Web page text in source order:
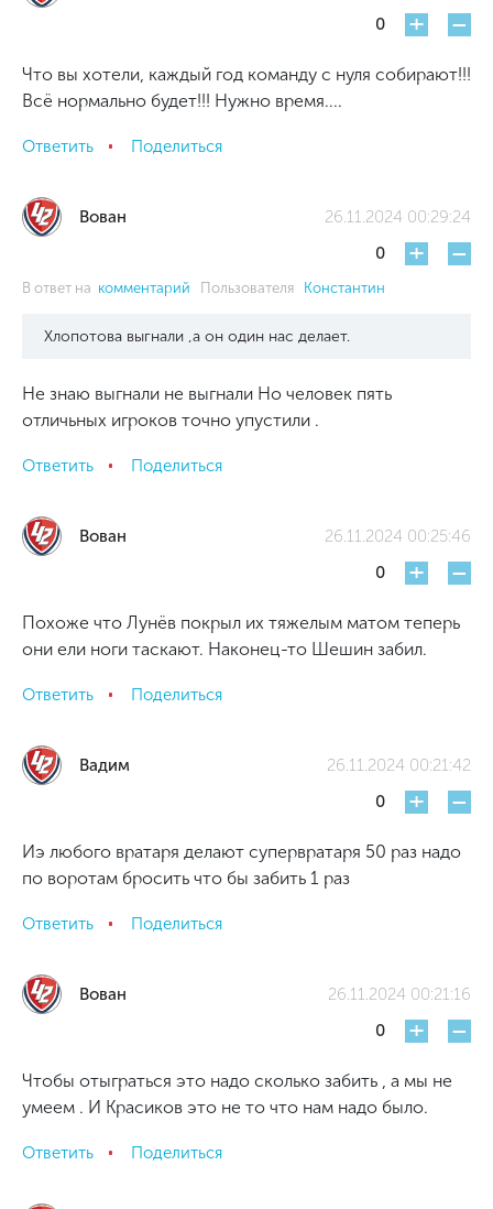
0 + -
Что вы хотели, каждый год команду с нуля собирают!!!
Всё нормально будет!!! Нужно время....
Ответить Поделиться
Вован
26.11.2024 00:29:24
0
+ -
В ответ на комментарий Пользователя Константин
Хлопотова выгнали ,а он один нас делает.
Не знаю выгнали не выгнали Но человек пять
отличьных игроков точно упустили .
Ответить Поделиться
Вован
26.11.2024 00:25:46
0
+ -
Похоже что Лунёв покрыл их тяжелым матом теперь
они ели ноги таскают. Наконец-то Шешин забил.
Ответить Поделиться
Вадим
26.11.2024 00:21:42
0
+ -
Иэ любого вратаря делают супервратаря 50 раз надо
по воротам бросить что бы забить 1 раз
Ответить Поделиться
Вован
26.11.2024 00:21:16
0
+ -
Чтобы отыграться это надо сколько забить , а мы не
умеем . И Красиков это не то что нам надо было.
Ответить Поделиться